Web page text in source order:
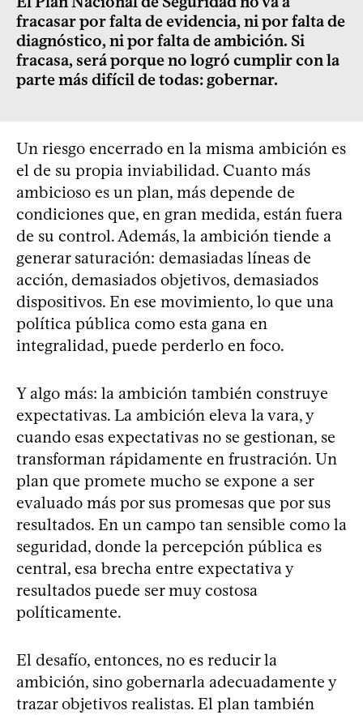
fracasar por falta de evidencia, ni por falta de
diagnóstico, ni por falta de ambición. Si
fracasa, será porque no logró cumplir con la
parte más difícil de todas: gobernar.
Un riesgo encerrado en la misma ambición es
el de su propia inviabilidad. Cuanto más
ambicioso es un plan, más depende de
condiciones que, en gran medida, están fuera
de su control. Además, la ambición tiende a
generar saturación: demasiadas líneas de
acción, demasiados objetivos, demasiados
dispositivos. En ese movimiento, lo que una
política pública como esta gana en
integralidad, puede perderlo en foco.
Y algo más: la ambición también construye
expectativas. La ambición eleva la vara, y
cuando esas expectativas no se gestionan, se
transforman rápidamente en frustración. Un
plan que promete mucho se expone a ser
evaluado más por sus promesas que por sus
resultados. En un campo tan sensible como la
seguridad, donde la percepción pública es
central, esa brecha entre expectativa y
resultados puede ser muy costosa
políticamente.
El desafío, entonces, no es reducir la
ambición, sino gobernarla adecuadamente y
trazar objetivos realistas. El plan también